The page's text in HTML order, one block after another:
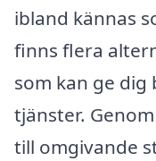
ibland kännas
finns flera
som kan ge
tjänster.
till omgivande